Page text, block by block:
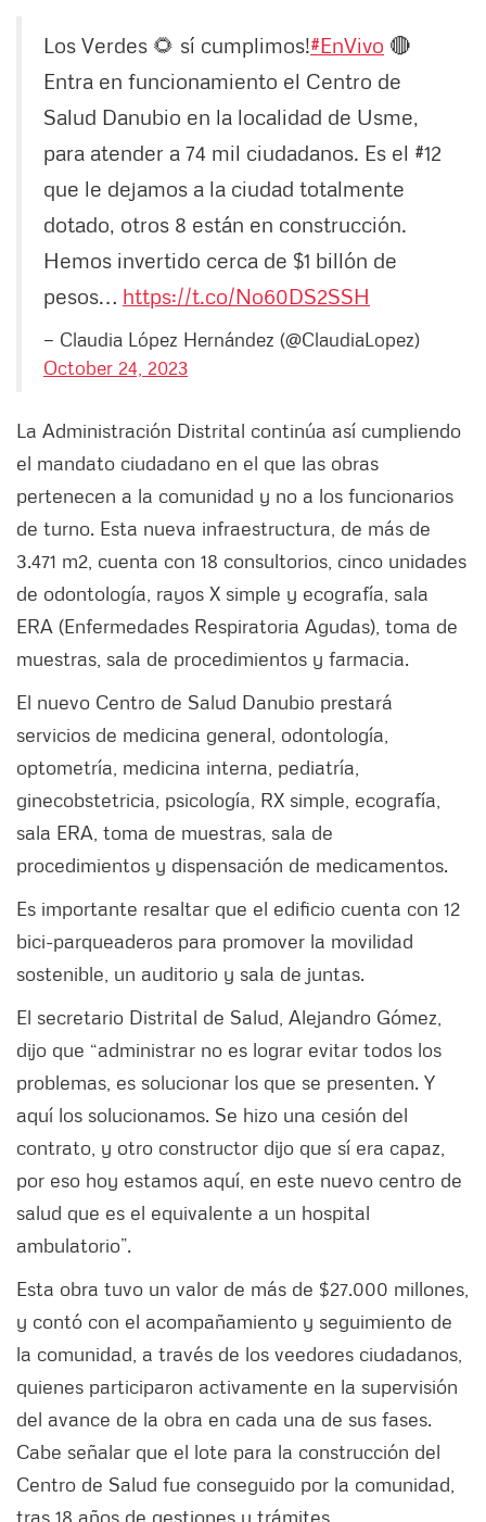
Los Verdes 🌻 sí cumplimos!#EnVivo 🔴
Entra en funcionamiento el Centro de
Salud Danubio en la localidad de Usme,
para atender a 74 mil ciudadanos. Es el #12
que le dejamos a la ciudad totalmente
dotado, otros 8 están en construcción.
Hemos invertido cerca de $1 billón de
pesos… https://t.co/No60DS2SSH
— Claudia López Hernández (@ClaudiaLopez)
October 24, 2023
La Administración Distrital continúa así cumpliendo
el mandato ciudadano en el que las obras
pertenecen a la comunidad y no a los funcionarios
de turno. Esta nueva infraestructura, de más de
3.471 m2, cuenta con 18 consultorios, cinco unidades
de odontología, rayos X simple y ecografía, sala
ERA (Enfermedades Respiratoria Agudas), toma de
muestras, sala de procedimientos y farmacia.
El nuevo Centro de Salud Danubio prestará
servicios de medicina general, odontología,
optometría, medicina interna, pediatría,
ginecobstetricia, psicología, RX simple, ecografía,
sala ERA, toma de muestras, sala de
procedimientos y dispensación de medicamentos.
Es importante resaltar que el edificio cuenta con 12
bici-parqueaderos para promover la movilidad
sostenible, un auditorio y sala de juntas.
El secretario Distrital de Salud, Alejandro Gómez,
dijo que “administrar no es lograr evitar todos los
problemas, es solucionar los que se presenten. Y
aquí los solucionamos. Se hizo una cesión del
contrato, y otro constructor dijo que sí era capaz,
por eso hoy estamos aquí, en este nuevo centro de
salud que es el equivalente a un hospital
ambulatorio”.
Esta obra tuvo un valor de más de $27.000 millones,
y contó con el acompañamiento y seguimiento de
la comunidad, a través de los veedores ciudadanos,
quienes participaron activamente en la supervisión
del avance de la obra en cada una de sus fases.
Cabe señalar que el lote para la construcción del
Centro de Salud fue conseguido por la comunidad,
tras 18 años de gestiones y trámites.